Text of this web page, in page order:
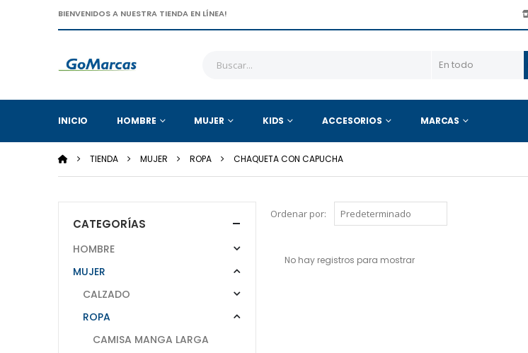
BIENVENIDOS A NUESTRA TIENDA EN LÍNEA!
INICIO HOMBRE MUJER KIDS ACCESORIOS MARCAS
TIENDA MUJER ROPA CHAQUETA CON CAPUCHA
Ordenar por:
No hay registros para mostrar
CATEGORÍAS
HOMBRE
MUJER
CALZADO
ROPA
CAMISA MANGA LARGA